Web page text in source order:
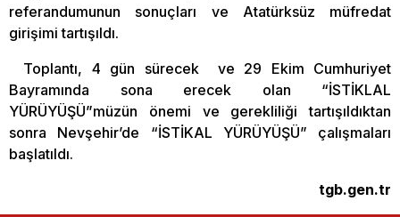
referandumunun sonuçları ve Atatürksüz müfredat
girişimi tartışıldı.
Toplantı, 4 gün sürecek ve 29 Ekim Cumhuriyet
Bayramında sona erecek olan “İSTİKLAL
YÜRÜYÜŞÜ”müzün önemi ve gerekliliği tartışıldıktan
sonra Nevşehir’de “İSTİKAL YÜRÜYÜŞÜ” çalışmaları
başlatıldı.
tgb.gen.tr